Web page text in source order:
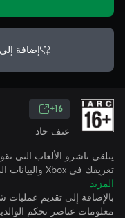
إضافة
16+
عنف حاد
يتلقى ناشرو الألعاب التي
تعريفك في Xbox والبيانات المقترنة بينما تمارس الألعاب.
المزيد
بالإضافة إلى تقديم عمليات
معلومات عناصر تحكم